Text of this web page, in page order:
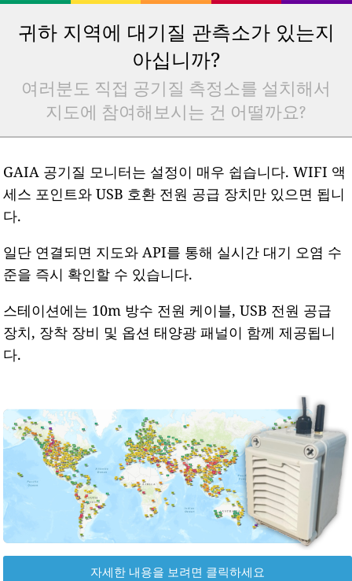
귀하 지역에 대기질 관측소가 있는지
아십니까?
여러분도 직접 공기질 측정소를 설치해서
지도에 참여해보시는 건 어떨까요?
GAIA 공기질 모니터는 설정이 매우 쉽습니다. WIFI 액
세스 포인트와 USB 호환 전원 공급 장치만 있으면 됩니
다.
일단 연결되면 지도와 API를 통해 실시간 대기 오염 수
준을 즉시 확인할 수 있습니다.
스테이션에는 10m 방수 전원 케이블, USB 전원 공급
장치, 장착 장비 및 옵션 태양광 패널이 함께 제공됩니
다.
자세한 내용을 보려면 클릭하세요